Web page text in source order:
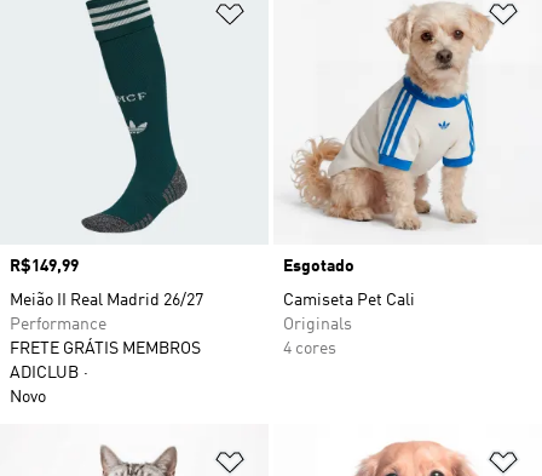
Adicionar à Lista de Desejos
Preço
R$149,99
Meião II Real Madrid 26/27
Performance
FRETE GRÁTIS MEMBROS
ADICLUB
Novo
Esgotado
Camiseta Pet Cali
Originals
4 cores
Adicionar à Lista de Desejos